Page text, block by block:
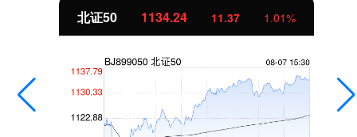
北证50 1134.24 11.37 1.01%